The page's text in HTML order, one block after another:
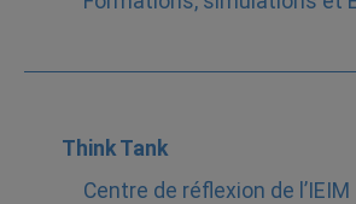
Think Tank
Centre de réflexion de l’IEIM